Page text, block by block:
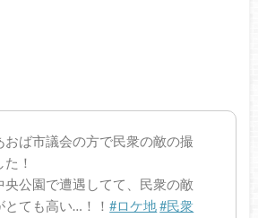
おば市議会の方で民衆の敵の撮
！
央公園で遭遇してて、民衆の敵
とても高い…！！#ロケ地#民衆